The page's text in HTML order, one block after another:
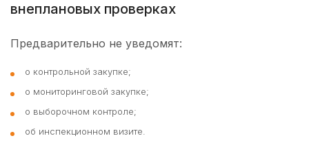
внеплановых проверках
Предварительно не уведомят:
о контрольной закупке;
о мониторинговой закупке;
о выборочном контроле;
об инспекционном визите.